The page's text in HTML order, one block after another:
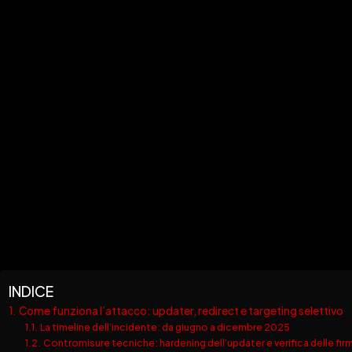
INDICE
Come funziona l’attacco: updater, redirect e targeting selettivo
La timeline dell’incidente: da giugno a dicembre 2025
Contromisure tecniche: hardening dell’updater e verifica delle